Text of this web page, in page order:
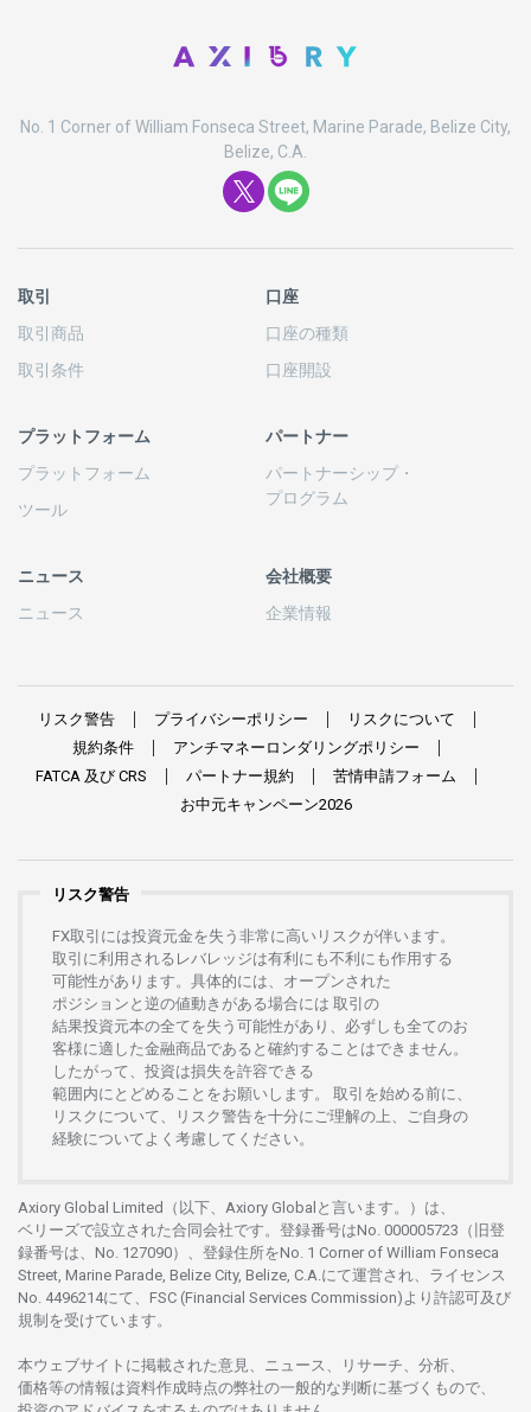
No. 1 Corner of William Fonseca Street, Marine Parade, Belize City,
Belize, C.A.
取引
取引商品
取引条件
口座
口座の種類
口座開設
プラットフォーム
プラットフォーム
ツール
パートナー
パートナーシップ・
プログラム
ニュース
ニュース
会社概要
企業情報
リスク警告 プライバシーポリシー
リスクについて
規約条件
アンチマネーロンダリングポリシー
FATCA 及び CRS パートナー規約 苦情申請フォーム
お中元キャンペーン2026
リスク警告
FX取引には投資元金を失う 非常に高い リスクが伴います。
取引に利用さ れる レバレッジは有利にも不利にも作用する
可能性があります。 具体的には、 オープンさ れた
ポジションと 逆の値動きがある場合には 取引の
結果投資元本の全てを失う 可能性があり、 必ずしも全てのお
客様に適した金融商品であると 確約することはできません。
したがって、 投資は損失を許容できる
範囲内にとどめることをお願いします 。 取引を始める前に、
リスクについて、
リスク警告を十分に ご理解の 上、 ご自身の
経験について よく 考慮してください。
Axiory Global Limited（以下、Axiory Globalと言います。）は、
ベリーズで設立さ れた合同会社です。 登録番号はNo. 000005723（旧登
録番号は、No. 127090）、 登録住所をNo. 1 Corner of William Fonseca
Street, Marine Parade, Belize City, Belize, C.A.にて運営さ れ、 ライセンス
No. 4496214にて、FSC (Financial Services Commission)より 許認可及び
規制を受けています。
本ウェブサイトに掲載さ れた意見、ニュース、リサーチ、分析、
価格等の情報は資料作成時点の弊社の一般的な判断に基づくもので、